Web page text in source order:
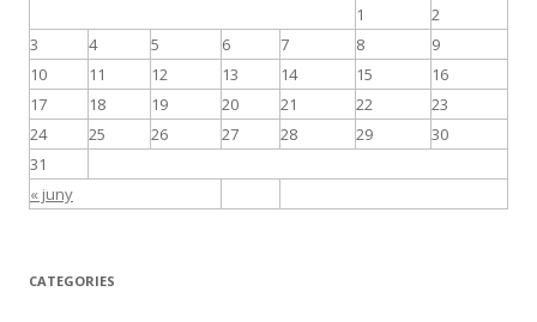
« juny
1
2
3
4 5 6 7 8
9
10
11 12 13 14 15
16
17
18 19 20 21 22
23
24
25 26 27 28 29
30
31
CATEGORIES